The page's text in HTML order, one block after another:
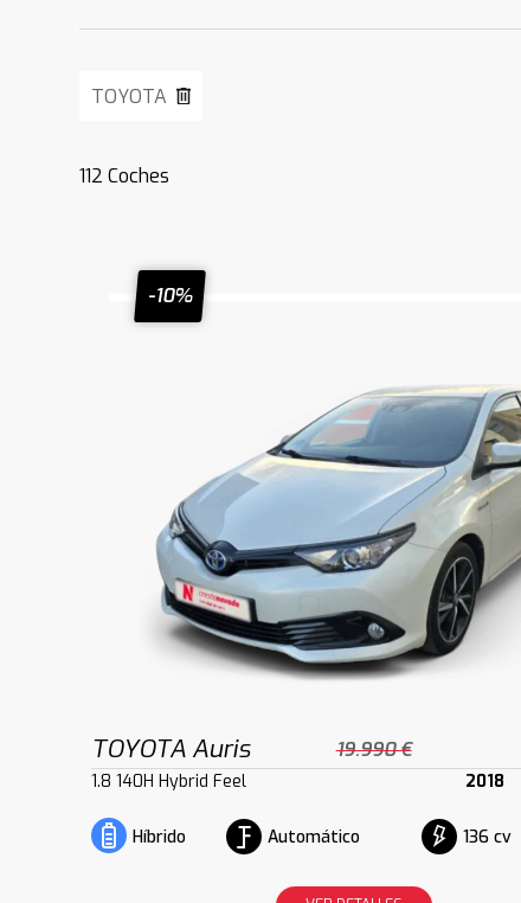
TOYOTA
112 Coches
-10%
TOYOTA Auris 19.990 €
1.8 140H Hybrid Feel 2018
Híbrido Automático 136 cv